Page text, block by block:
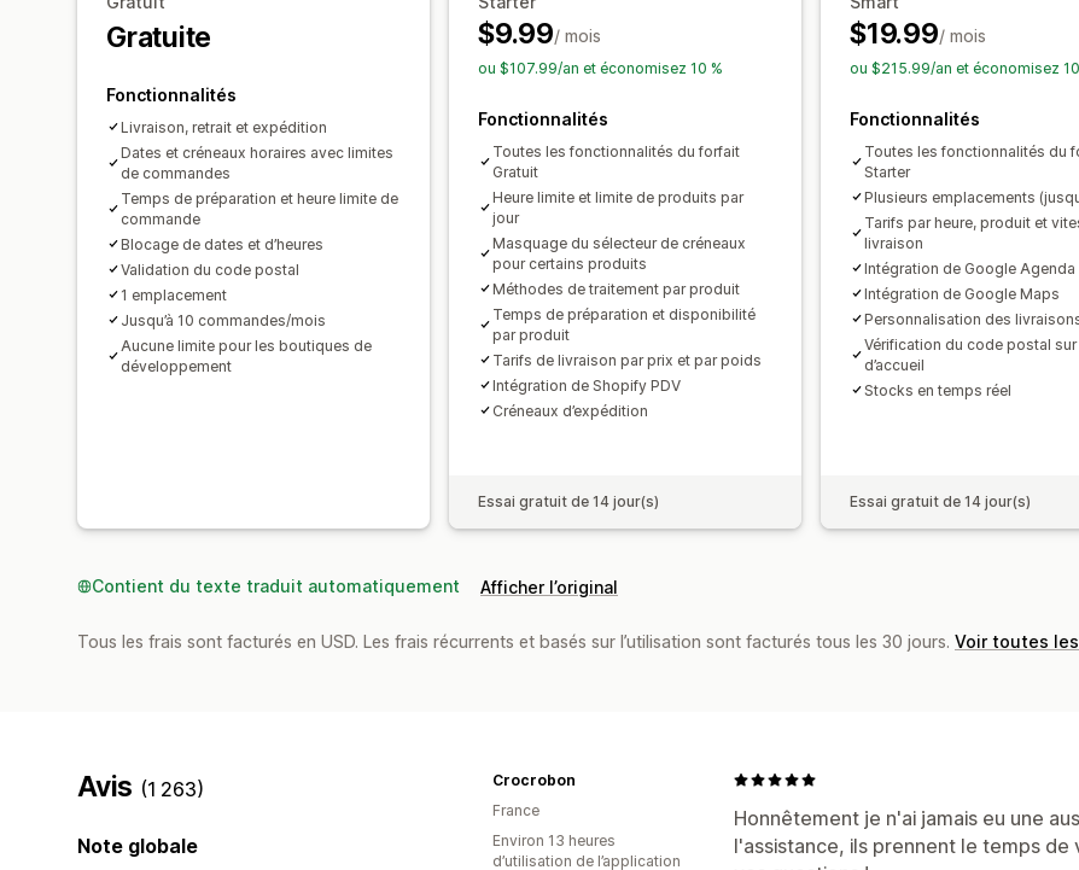
Widget de calendrier
Gratuite
Fonctionnalités
Livraison, retrait et expédition
Dates et créneaux horaires avec limites
de commandes
Temps de préparation et heure limite de
commande
Blocage de dates et d’heures
Validation du code postal
1 emplacement
Jusqu’à 10 commandes/mois
Aucune limite pour les boutiques de
développement
$9.99/ mois
ou $107.99/an et économisez 10 %
Fonctionnalités
Toutes les fonctionnalités du forfait
Gratuit
Heure limite et limite de produits par
jour
Masquage du sélecteur de créneaux
pour certains produits
Méthodes de traitement par produit
Temps de préparation et disponibilité
par produit
Tarifs de livraison par prix et par poids
Intégration de Shopify PDV
Créneaux d’expédition
Essai gratuit de 14 jour(s)
$19.99/ mois
ou $215.99/an et économisez
Fonctionnalités
Toutes les fonctionnalités du
Starter
Plusieurs emplacements
Tarifs par heure, produit et
livraison
Intégration de Google Agenda
Intégration de Google Maps
Personnalisation des
Vérification du code postal
d’accueil
Stocks en temps réel
Essai gratuit de 14 jour(s)
Contient du texte traduit automatiquement Afficher l’original
Tous les frais sont facturés en USD. Les frais récurrents et basés sur l’utilisation sont facturés tous les 30 jours. Voir toutes
Avis (1 263)
Note globale
Honnêtement je n'ai jamais eu une
l'assistance, ils prennent le temps
Crocrobon
France
Environ 13 heures
d’utilisation de l’application